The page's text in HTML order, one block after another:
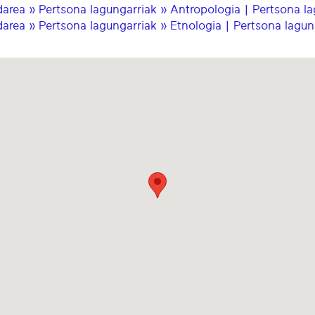
» Pertsona lagungarriak » Antropologia | Pertsona
» Pertsona lagungarriak » Etnologia | Pertsona